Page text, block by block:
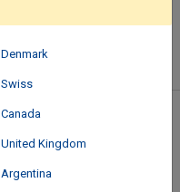
Denmark
Swiss
Canada
United Kingdom
Argentina